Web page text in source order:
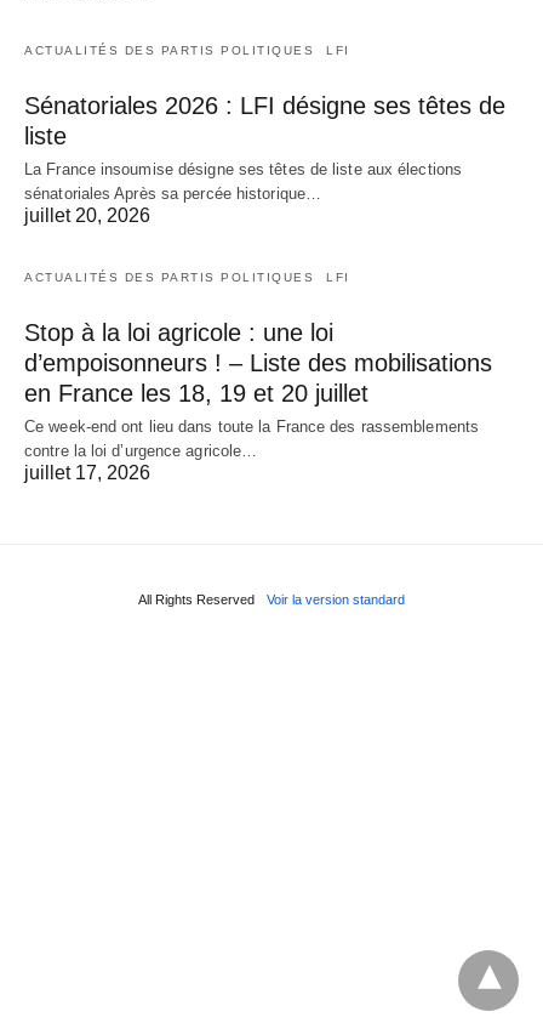
ACTUALITÉS DES PARTIS POLITIQUES LFI
Sénatoriales 2026 : LFI désigne ses têtes de
liste
La France insoumise désigne ses têtes de liste aux élections
sénatoriales Après sa percée historique…
juillet 20, 2026
ACTUALITÉS DES PARTIS POLITIQUES LFI
Stop à la loi agricole : une loi
d’empoisonneurs ! – Liste des mobilisations
en France les 18, 19 et 20 juillet
Ce week-end ont lieu dans toute la France des rassemblements
contre la loi d’urgence agricole…
juillet 17, 2026
All Rights Reserved Voir la version standard